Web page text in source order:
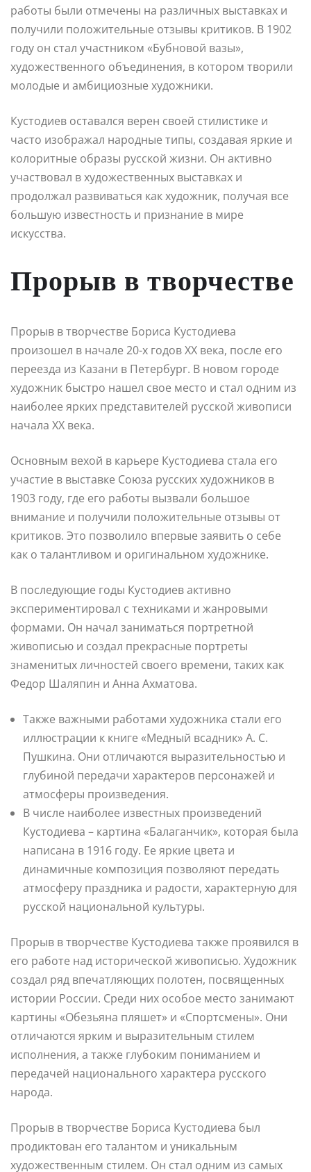
работы были отмечены на различных выставках и
получили положительные отзывы критиков. В 1902
году он стал участником «Бубновой вазы»,
художественного объединения, в котором творили
молодые и амбициозные художники.
Кустодиев оставался верен своей стилистике и
часто изображал народные типы, создавая яркие и
колоритные образы русской жизни. Он активно
участвовал в художественных выставках и
продолжал развиваться как художник, получая все
большую известность и признание в мире
искусства.
Прорыв в творчестве
Прорыв в творчестве Бориса Кустодиева
произошел в начале 20-х годов XX века, после его
переезда из Казани в Петербург. В новом городе
художник быстро нашел свое место и стал одним из
наиболее ярких представителей русской живописи
начала XX века.
Основным вехой в карьере Кустодиева стала его
участие в выставке Союза русских художников в
1903 году, где его работы вызвали большое
внимание и получили положительные отзывы от
критиков. Это позволило впервые заявить о себе
как о талантливом и оригинальном художнике.
В последующие годы Кустодиев активно
экспериментировал с техниками и жанровыми
формами. Он начал заниматься портретной
живописью и создал прекрасные портреты
знаменитых личностей своего времени, таких как
Федор Шаляпин и Анна Ахматова.
Также важными работами художника стали его
иллюстрации к книге «Медный всадник» А. С.
Пушкина. Они отличаются выразительностью и
глубиной передачи характеров персонажей и
атмосферы произведения.
В числе наиболее известных произведений
Кустодиева – картина «Балаганчик», которая была
написана в 1916 году. Ее яркие цвета и
динамичные композиция позволяют передать
атмосферу праздника и радости, характерную для
русской национальной культуры.
Прорыв в творчестве Кустодиева также проявился в
его работе над исторической живописью. Художник
создал ряд впечатляющих полотен, посвященных
истории России. Среди них особое место занимают
картины «Обезьяна пляшет» и «Спортсмены». Они
отличаются ярким и выразительным стилем
исполнения, а также глубоким пониманием и
передачей национального характера русского
народа.
Прорыв в творчестве Бориса Кустодиева был
продиктован его талантом и уникальным
художественным стилем. Он стал одним из самых